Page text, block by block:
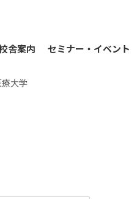
舎案内 セミナー・イベント
大学